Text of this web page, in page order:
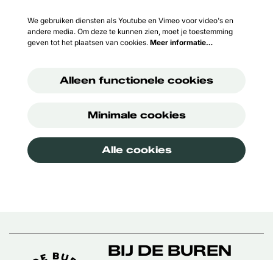
We gebruiken diensten als Youtube en Vimeo voor video's en
andere media. Om deze te kunnen zien, moet je toestemming
geven tot het plaatsen van cookies. Meer informatie…
Alleen functionele cookies
Minimale cookies
Alle cookies
BIJ DE BUREN